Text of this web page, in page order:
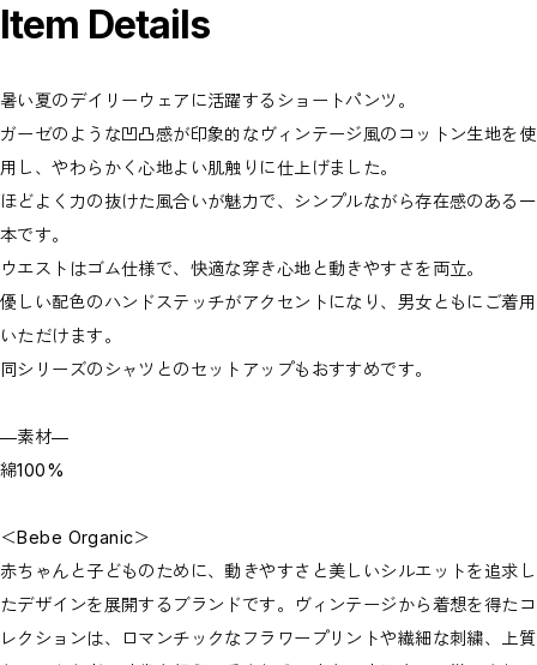
Item Details
暑い夏のデイリーウェアに活躍するショートパンツ。
ガーゼのような凹凸感が印象的なヴィンテージ風のコットン生地を使
用し、やわらかく心地よい肌触りに仕上げました。
ほどよく力の抜けた風合いが魅力で、シンプルながら存在感のある一
本です。
ウエストはゴム仕様で、快適な穿き心地と動きやすさを両立。
優しい配色のハンドステッチがアクセントになり、男女ともにご着用
いただけます。
同シリーズのシャツとのセットアップもおすすめです。
―素材―
綿100%
＜Bebe Organic＞
赤ちゃんと子どものために、動きやすさと美しいシルエットを追求し
たデザインを展開するブランドです。ヴィンテージから着想を得たコ
レクションは、ロマンチックなフラワープリントや繊細な刺繍、上質